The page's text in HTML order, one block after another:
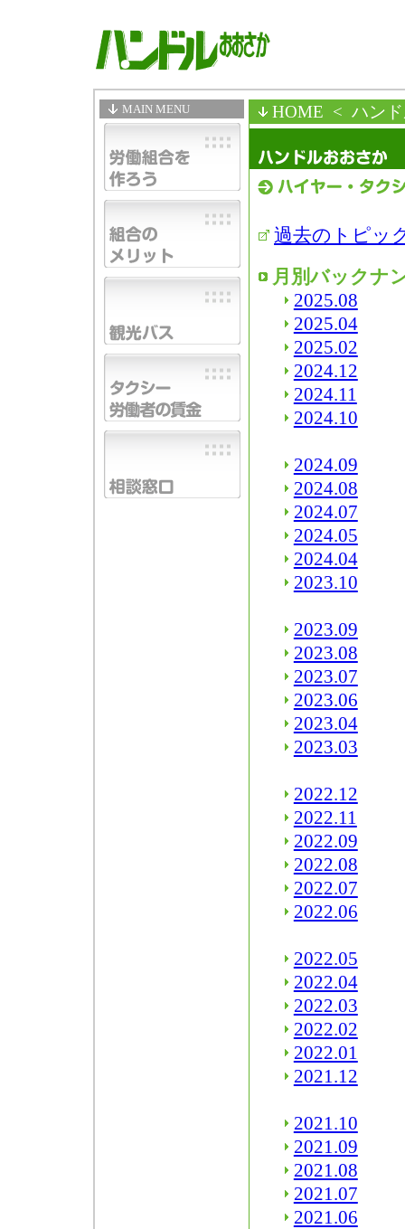
MAIN MENU HOME < ハン
過去のトピッ
月別バックナ
2025.08
2025.04
2025.02
2024.12
2024.11
2024.10
2024.09
2024.08
2024.07
2024.05
2024.04
2023.10
2023.09
2023.08
2023.07
2023.06
2023.04
2023.03
2022.12
2022.11
2022.09
2022.08
2022.07
2022.06
2022.05
2022.04
2022.03
2022.02
2022.01
2021.12
2021.10
2021.09
2021.08
2021.07
2021.06